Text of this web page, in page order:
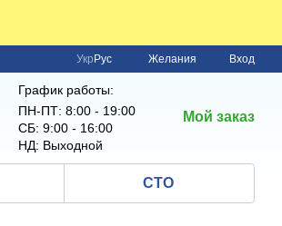
Укр Рус Желания Вход
График работы:
ПН-ПТ: 8:00 - 19:00
СБ: 9:00 - 16:00
НД: Выходной
Мой заказ
СТО